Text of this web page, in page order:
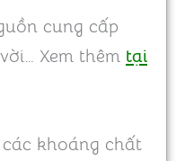
cung cấp
Xem thêm tại
khoáng chất